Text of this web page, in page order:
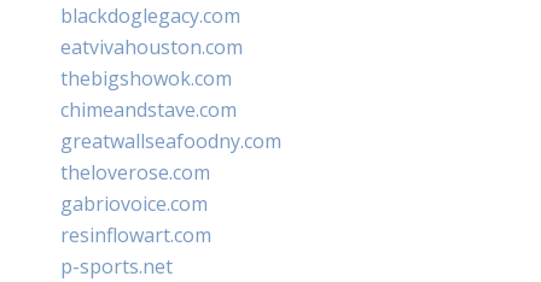
blackdoglegacy.com
eatvivahouston.com
thebigshowok.com
chimeandstave.com
greatwallseafoodny.com
theloverose.com
gabriovoice.com
resinflowart.com
p-sports.net